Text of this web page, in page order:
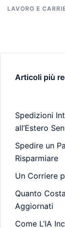
LAVORO E
Articoli più
Spedizioni
all’Estero
Spedire un
Risparmiare
Un Corriere
Quanto
Aggiornati
Come L’IA